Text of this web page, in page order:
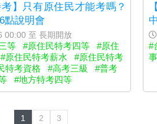
考】只有原住民才能考嗎？
點說明會
00:00 至 長期開放
等 #原住民特考四等
#原住
#原住民特考薪水
#原住民特考
特考資格 #高考三級
#普考
#地方特考四等
#
1 2 3